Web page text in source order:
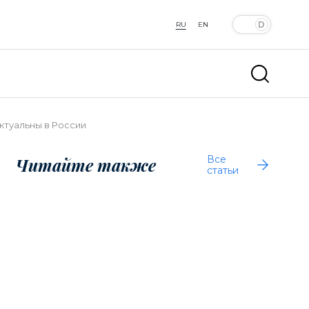
RU EN
в России
Читайте также
Все
статьи